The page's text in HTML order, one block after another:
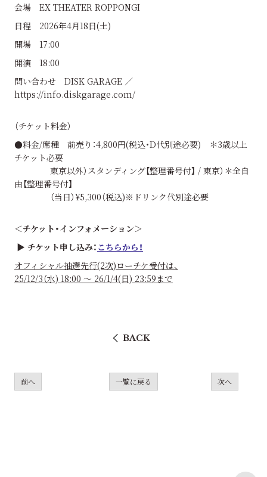
会場 EX THEATER ROPPONGI
日程 2026年4月18日(土)
開場 17:00
開演 18:00
問い合わせ DISK GARAGE ／
https://info.diskgarage.com/
（チケット料金）
●料金/席種 前売り：4,800円(税込・D代別途必要) ＊3歳以上
チケット必要
東京以外）スタンディング【整理番号付】 / 東京）＊全自
由【整理番号付】
（当日）¥5,300（税込)※ドリンク代別途必要
＜チケット・インフォメーション＞
▶ チケット申し込み： こちらから！
オフィシャル抽選先行(2次)ローチケ受付は、
25/12/3（水) 18:00 〜 26/1/4(日) 23:59まで
BACK
前へ 一覧に戻る 次へ